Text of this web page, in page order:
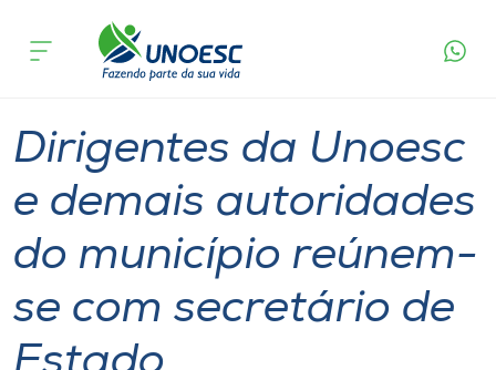
Cursos
Pesquisa
Atendimento ao Estudante
Portal de Ensino
acontece
Dirigentes da Unoesc
e demais autoridades
do município reúnem-
se com secretário de